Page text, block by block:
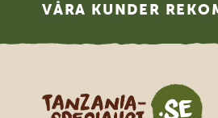
VÅRA KUNDER
Tanzania Specialist